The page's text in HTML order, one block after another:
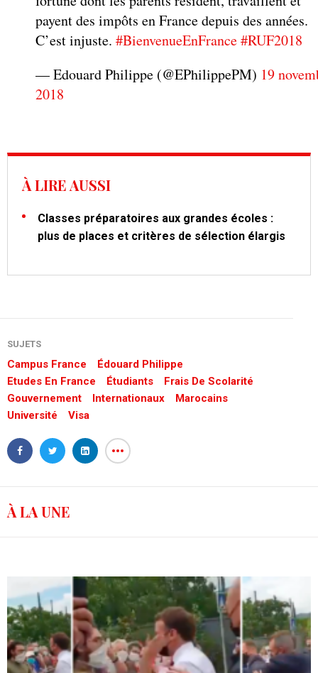
payent des impôts en France depuis des années.
C’est injuste. #BienvenueEnFrance#RUF2018
— Edouard Philippe (@EPhilippePM) 19
2018
À LIRE AUSSI
Classes préparatoires aux grandes écoles :
plus de places et critères de sélection élargis
SUJETS
Campus France
Édouard Philippe
Etudes En France
Étudiants
Frais De Scolarité
Gouvernement
Internationaux
Marocains
Université
Visa
À LA UNE